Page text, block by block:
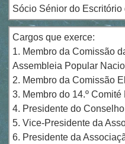
Sócio Sénior do
Cargos que exerce:
1. Membro da Comissão
Assembleia Popular
2. Membro da Comissão
3. Membro do 14.º
4. Presidente do
5. Vice-Presidente da
6. Presidente da